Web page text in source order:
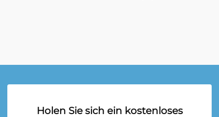
Holen Sie sich ein kostenloses